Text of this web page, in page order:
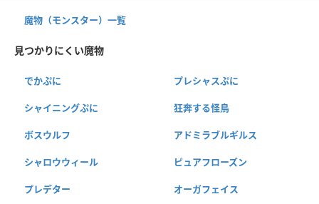
魔物（モンスター）一覧
見つかりにくい魔物
でかぷに プレシャスぷに
シャイニングぷに 狂奔する怪鳥
ボスウルフ アドミラブルギルス
シャロウウィール ピュアフローズン
プレデター オーガフェイス